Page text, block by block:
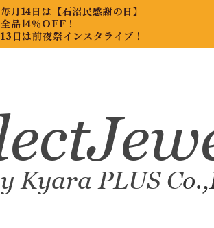
毎月14日は【石沼民感謝の日】
全品14％OFF！
13日は前夜祭インスタライブ！